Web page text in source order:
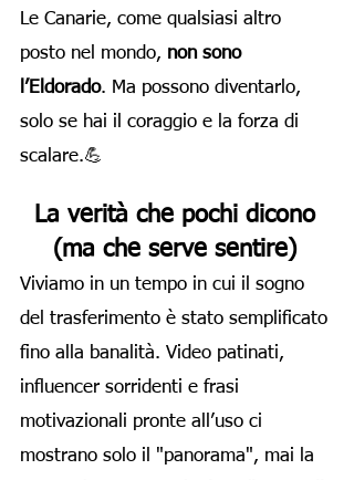
Le Canarie, come qualsiasi altro
posto nel mondo, non sono
l’Eldorado. Ma possono diventarlo,
solo se hai il coraggio e la forza di
scalare.💪
La verità che pochi dicono
(ma che serve sentire)
Viviamo in un tempo in cui il sogno
del trasferimento è stato semplificato
fino alla banalità. Video patinati,
influencer sorridenti e frasi
motivazionali pronte all’uso ci
mostrano solo il "panorama", mai la